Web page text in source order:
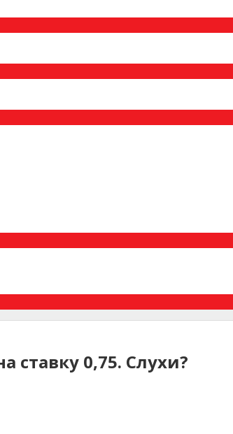
ставку 0,75. Слухи?